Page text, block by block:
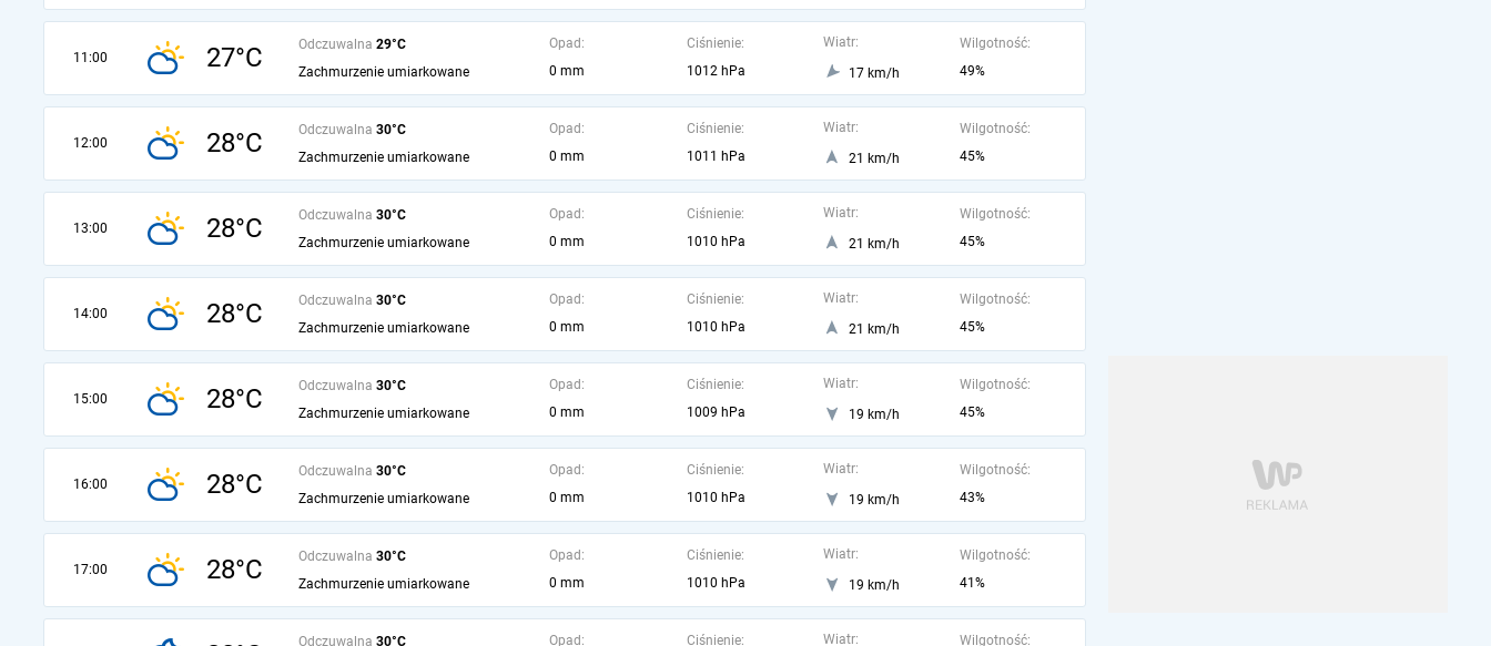
11:00 27°C Odczuwalna 29°C
Zachmurzenie umiarkowane
Opad:
0 mm
Ciśnienie:
1012 hPa
Wiatr:
17 km/h
Wilgotność:
49%
12:00 28°C Odczuwalna 30°C
Zachmurzenie umiarkowane
Opad:
0 mm
Ciśnienie:
1011 hPa
Wiatr:
21 km/h
Wilgotność:
45%
13:00 28°C Odczuwalna 30°C
Zachmurzenie umiarkowane
Opad:
0 mm
Ciśnienie:
1010 hPa
Wiatr:
21 km/h
Wilgotność:
45%
14:00 28°C Odczuwalna 30°C
Zachmurzenie umiarkowane
Opad:
0 mm
Ciśnienie:
1010 hPa
Wiatr:
21 km/h
Wilgotność:
45%
15:00 28°C Odczuwalna 30°C
Zachmurzenie umiarkowane
Opad:
0 mm
Ciśnienie:
1009 hPa
Wiatr:
19 km/h
Wilgotność:
45%
16:00 28°C Odczuwalna 30°C
Zachmurzenie umiarkowane
Opad:
0 mm
Ciśnienie:
1010 hPa
Wiatr:
19 km/h
Wilgotność:
43%
17:00 28°C Odczuwalna 30°C
Zachmurzenie umiarkowane
Opad:
0 mm
Ciśnienie:
1010 hPa
Wiatr:
19 km/h
Wilgotność:
41%
Odczuwalna 30°C
Opad:
Ciśnienie:
Wiatr:
Wilgotność: